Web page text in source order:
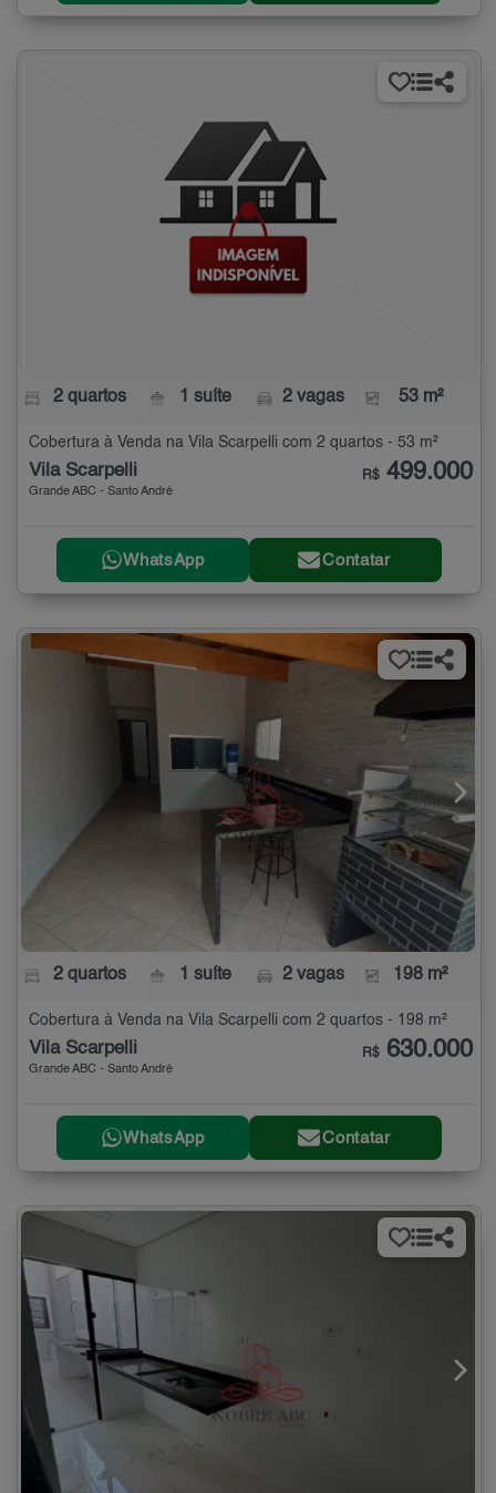
2 quartos 1 suíte 2 vagas 53 m²
Cobertura à Venda na Vila Scarpelli com 2 quartos - 53 m²
Vila Scarpelli
Grande ABC - Santo André
R$ 499.000
WhatsApp Contatar
2 quartos 1 suíte 2 vagas 198 m²
Cobertura à Venda na Vila Scarpelli com 2 quartos - 198 m²
Vila Scarpelli
Grande ABC - Santo André
R$ 630.000
WhatsApp Contatar